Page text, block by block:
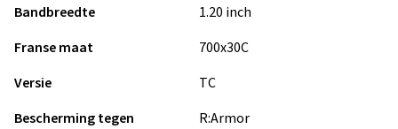
Bandbreedte
1.20 inch
Franse maat
700x30C
Versie
TC
Bescherming tegen
R:Armor